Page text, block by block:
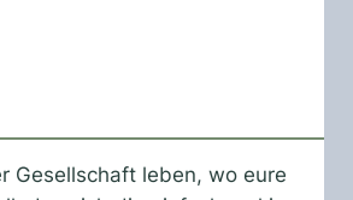
Gesellschaft leben, wo eure